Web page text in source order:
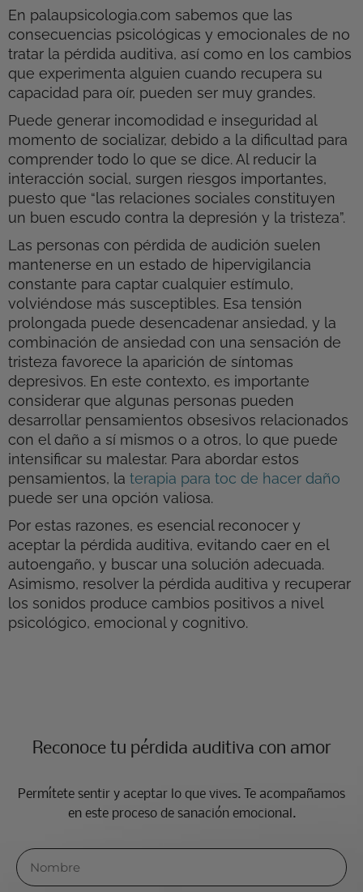
En palaupsicologia.com sabemos que las
consecuencias psicológicas y emocionales de no
tratar la pérdida auditiva, así como en los cambios
que experimenta alguien cuando recupera su
capacidad para oír, pueden ser muy grandes.
Puede generar incomodidad e inseguridad al
momento de socializar, debido a la dificultad para
comprender todo lo que se dice. Al reducir la
interacción social, surgen riesgos importantes,
puesto que “las relaciones sociales constituyen
un buen escudo contra la depresión y la tristeza”.
Las personas con pérdida de audición suelen
mantenerse en un estado de hipervigilancia
constante para captar cualquier estímulo,
volviéndose más susceptibles. Esa tensión
prolongada puede desencadenar ansiedad, y la
combinación de ansiedad con una sensación de
tristeza favorece la aparición de síntomas
depresivos. En este contexto, es importante
considerar que algunas personas pueden
desarrollar pensamientos obsesivos relacionados
con el daño a sí mismos o a otros, lo que puede
intensificar su malestar. Para abordar estos
pensamientos, la terapia para toc de hacer daño
puede ser una opción valiosa.
Por estas razones, es esencial reconocer y
aceptar la pérdida auditiva, evitando caer en el
autoengaño, y buscar una solución adecuada.
Asimismo, resolver la pérdida auditiva y recuperar
los sonidos produce cambios positivos a nivel
psicológico, emocional y cognitivo.
Reconoce tu pérdida auditiva con amor
Permítete sentir y aceptar lo que vives. Te acompañamos
en este proceso de sanación emocional.